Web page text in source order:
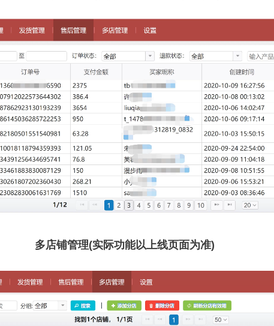
多店铺管理(实际功能以上线页面为准)